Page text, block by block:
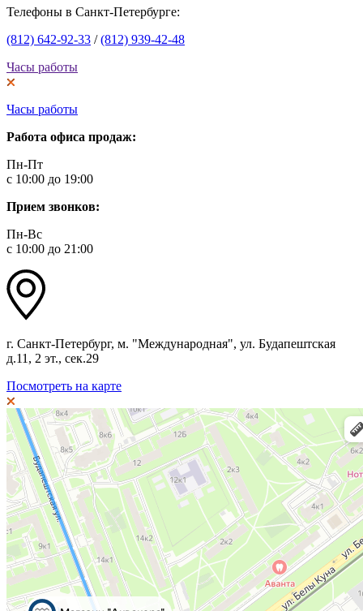
Телефоны в Санкт-Петербурге:
(812) 642-92-33 /(812) 939-42-48
Часы работы
Часы работы
Работа офиса продаж:
Пн-Пт
с 10:00 до 19:00
Прием звонков:
Пн-Вс
с 10:00 до 21:00
г. Санкт-Петербург, м. "Международная", ул. Будапештская
д.11, 2 эт., сек.29
Посмотреть на карте